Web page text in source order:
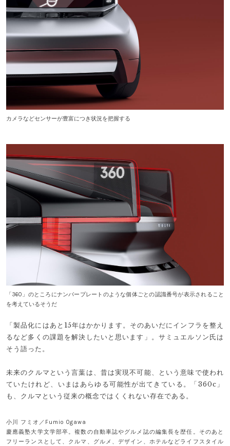
カメラなどセンサーが豊富につき状況を把握する
「360」のところにナンバープレートのような個体ごとの認識番号が表示されること
を考えているそうだ
「製品化にはあと15年はかかります。そのあいだにインフラを整え
るなど多くの課題を解決したいと思います」。サミュエルソン氏は
そう語った。
未来のクルマという言葉は、昔は実現不可能、という意味で使われ
ていたけれど、いまはあらゆる可能性が出てきている。「360c」
も、クルマという従来の概念ではくくれない存在である。
小川 フミオ／Fumio Ogawa
慶應義塾大学文学部卒。複数の自動車誌やグルメ誌の編集長を歴任。そのあと
フリーランスとして、クルマ、グルメ、デザイン、ホテルなどライフスタイル